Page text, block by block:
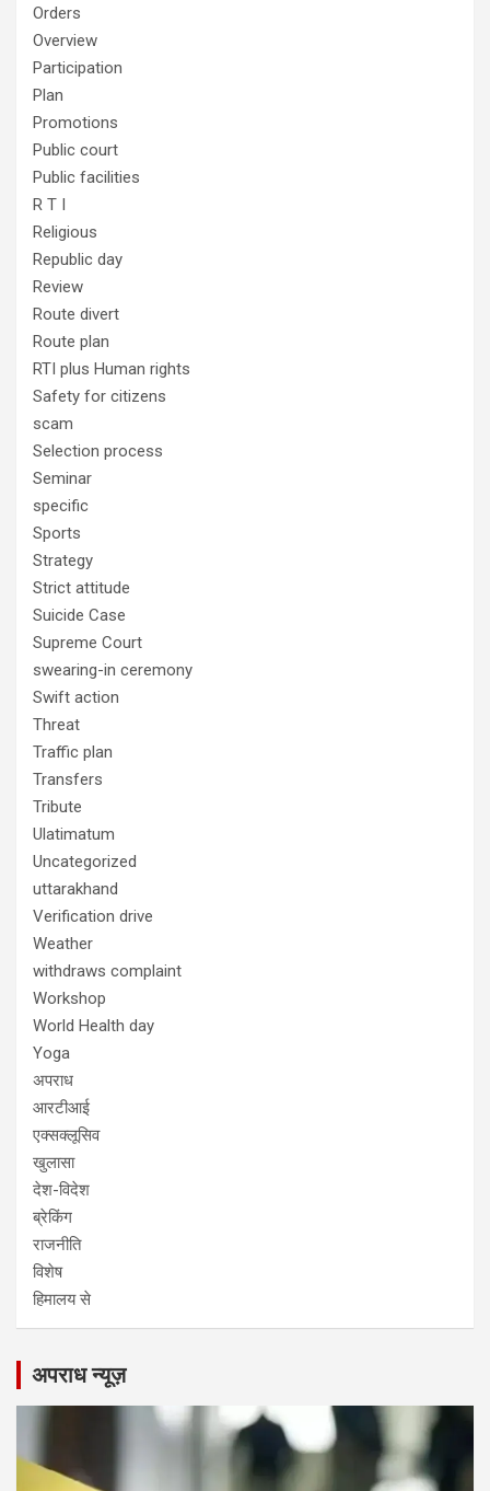
Orders
Overview
Participation
Plan
Promotions
Public court
Public facilities
R T I
Religious
Republic day
Review
Route divert
Route plan
RTI plus Human rights
Safety for citizens
scam
Selection process
Seminar
specific
Sports
Strategy
Strict attitude
Suicide Case
Supreme Court
swearing-in ceremony
Swift action
Threat
Traffic plan
Transfers
Tribute
Ulatimatum
Uncategorized
uttarakhand
Verification drive
Weather
withdraws complaint
Workshop
World Health day
Yoga
अपराध
आरटीआई
एक्सक्लूसिव
खुलासा
देश-विदेश
ब्रेकिंग
राजनीति
विशेष
हिमालय से
अपराध न्यूज़